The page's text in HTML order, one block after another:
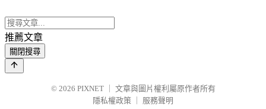
推薦文章
關閉搜尋
© 2026 PIXNET
文章與圖片權利屬原作者所有
隱私權政策
服務聲明